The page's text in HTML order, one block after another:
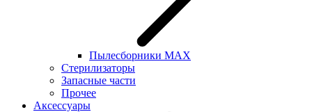
Пылесборники MAX
Стерилизаторы
Запасные части
Прочее
Аксессуары